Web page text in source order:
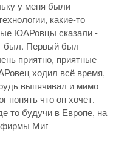
у меня были
какие-то
ЮАРовцы сказали -
был. Первый был
приятно, приятные
ходил всё время,
выпячивал и мимо
понять что он хочет.
то будучи в Европе, на
фирмы Миг